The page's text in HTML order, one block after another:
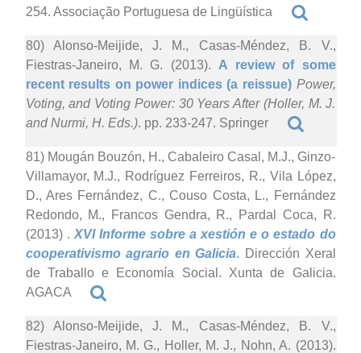
254. Associação Portuguesa de Lingüística
80) Alonso-Meijide, J. M., Casas-Méndez, B. V.,
Fiestras-Janeiro, M. G. (2013). A review of some
recent results on power indices (a reissue)Power,
Voting, and Voting Power: 30 Years After (Holler, M. J.
and Nurmi, H. Eds.). pp. 233-247. Springer
81) Mougán Bouzón, H., Cabaleiro Casal, M.J., Ginzo-
Villamayor, M.J., Rodríguez Ferreiros, R., Vila López,
D., Ares Fernández, C., Couso Costa, L., Fernández
Redondo, M., Francos Gendra, R., Pardal Coca, R.
(2013) . XVI Informe sobre a xestión e o estado do
cooperativismo agrario en Galicia. Dirección Xeral
de Traballo e Economía Social. Xunta de Galicia.
AGACA
82) Alonso-Meijide, J. M., Casas-Méndez, B. V.,
Fiestras-Janeiro, M. G., Holler, M. J., Nohn, A. (2013).